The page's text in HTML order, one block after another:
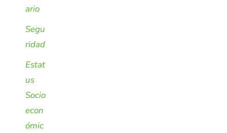
ario
Segu
ridad
Estat
us
Socio
econ
ómic